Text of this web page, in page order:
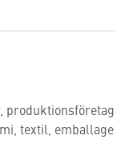
produktionsföretag
textil, emballage